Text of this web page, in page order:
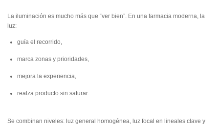
La iluminación es mucho más que “ver bien”. En una farmacia moderna, la
luz:
guía el recorrido,
marca zonas y prioridades,
mejora la experiencia,
realza producto sin saturar.
Se combinan niveles: luz general homogénea, luz focal en lineales clave y